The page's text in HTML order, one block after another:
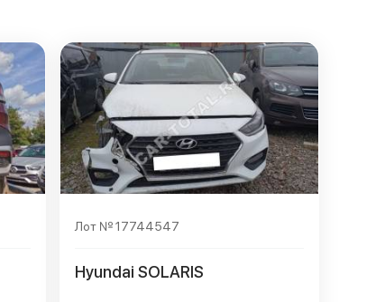
По убыванию цены
По дате начала от ближайшей до крайней
По дате начала от крайней до ближайшей
По дате завершения от ближайшей до
По дате завершения от крайней до
Лот № 17744547
Hyundai SOLARIS